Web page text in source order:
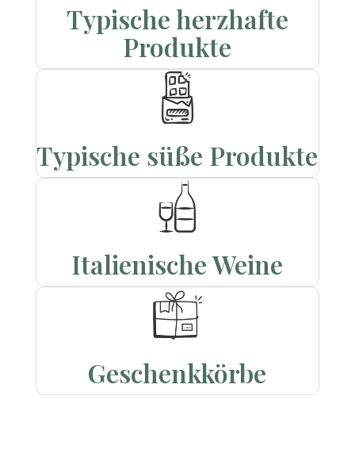
Typische herzhafte
Produkte
Typische süße Produkte
Italienische Weine
Geschenkkörbe